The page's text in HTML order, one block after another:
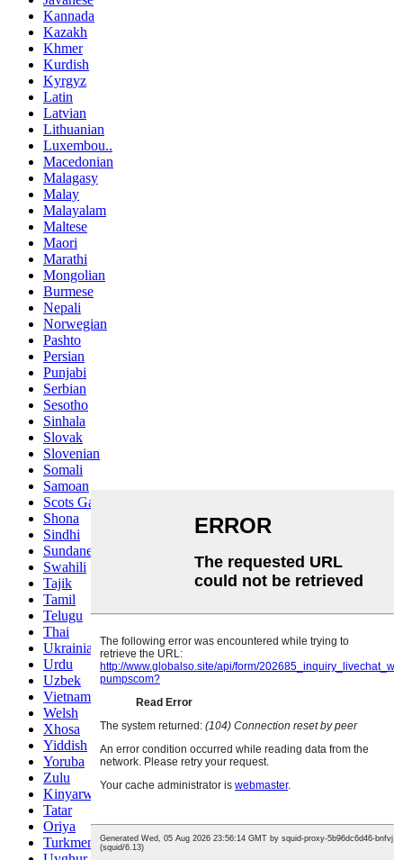
Kannada
Kazakh
Khmer
Kurdish
Kyrgyz
Latin
Latvian
Lithuanian
Luxembou..
Macedonian
Malagasy
Malay
Malayalam
Maltese
Maori
Marathi
Mongolian
Burmese
Nepali
Norwegian
Pashto
Persian
Punjabi
Serbian
Sesotho
Sinhala
Slovak
Slovenian
Somali
Samoan
Scots Gaelic
Shona
Sindhi
Sundanese
Swahili
Tajik
Tamil
Telugu
Thai
Ukrainian
Urdu
Uzbek
Vietnamese
Welsh
Xhosa
Yiddish
Yoruba
Zulu
Kinyarwanda
Tatar
Oriya
Turkmen